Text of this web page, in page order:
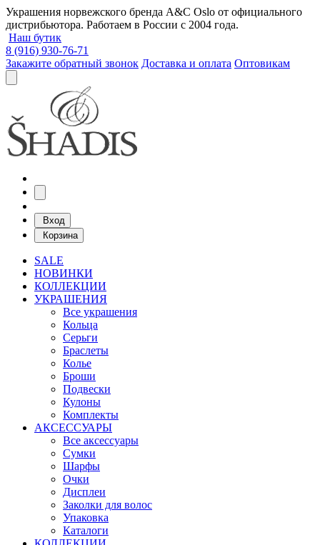
Украшения норвежского бренда A&C Oslo от официального
дистрибьютора. Работаем в России с 2004 года.
Наш бутик
8 (916) 930-76-71
Закажите обратный звонок Доставка и оплата Оптовикам
Вход
Корзина
SALE
НОВИНКИ
КОЛЛЕКЦИИ
УКРАШЕНИЯ
Все украшения
Кольца
Серьги
Браслеты
Колье
Броши
Подвески
Кулоны
Комплекты
АКСЕССУАРЫ
Все аксессуары
Сумки
Шарфы
Очки
Дисплеи
Заколки для волос
Упаковка
Каталоги